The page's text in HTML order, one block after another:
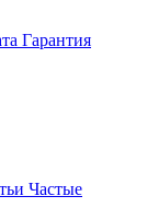
Гарантия
Частые